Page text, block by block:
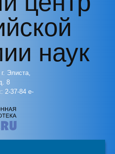
наук
Элиста,
8
2-37-84 e-